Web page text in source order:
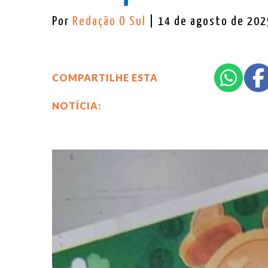
Por Redação O Sul | 14 de agosto de
COMPARTILHE ESTA
NOTÍCIA: